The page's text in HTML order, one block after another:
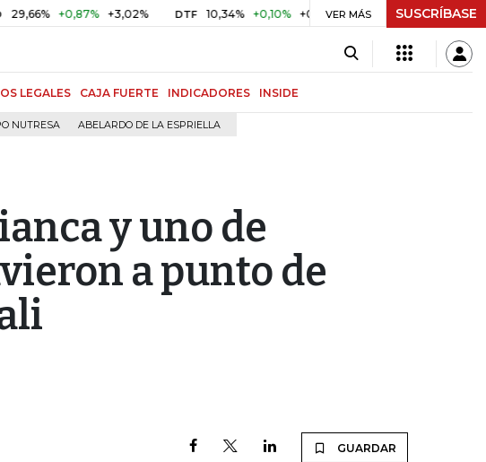
+0,87% +3,02% DTF 10,34% +0,10% +0,98% UVR $ 416,96 +$ 0,05
VER MÁS SUSCRÍBASE
LEGALES CAJA FUERTE INDICADORES INSIDE
NUTRESA ABELARDO DE LA ESPRIELLA
y uno de
a punto de
GUARDAR